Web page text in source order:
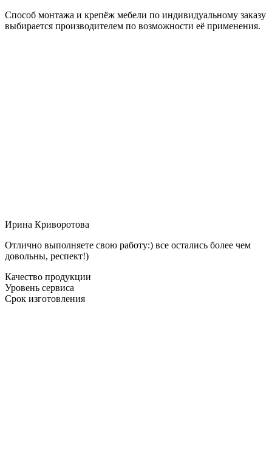
Способ монтажа и крепёж мебели по индивидуальному заказу
выбирается производителем по возможности её применения.
Ирина Криворотова
Отлично выполняете свою работу:) все остались более чем
довольны, респект!)
Качество продукции
Уровень сервиса
Срок изготовления